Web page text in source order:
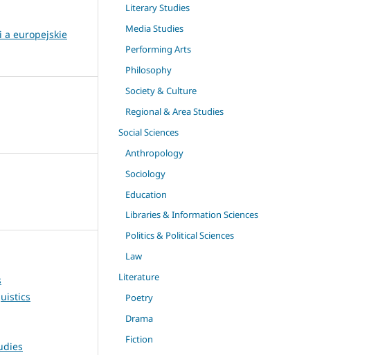
a europejskie
Literary Studies
Media Studies
Performing Arts
Philosophy
Society & Culture
Regional & Area Studies
Social Sciences
Anthropology
Sociology
Education
Libraries & Information Sciences
Politics & Political Sciences
Law
Literature
Poetry
Drama
Fiction